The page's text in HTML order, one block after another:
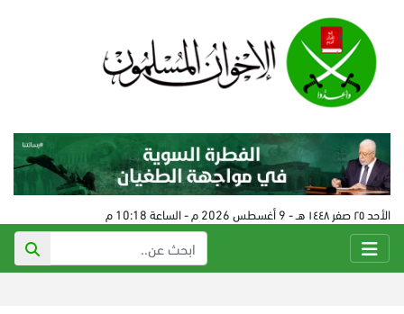
الأحد ٢٥ صفر ١٤٤٨ هـ - 9 أغسطس 2026 م - الساعة 10:18 م